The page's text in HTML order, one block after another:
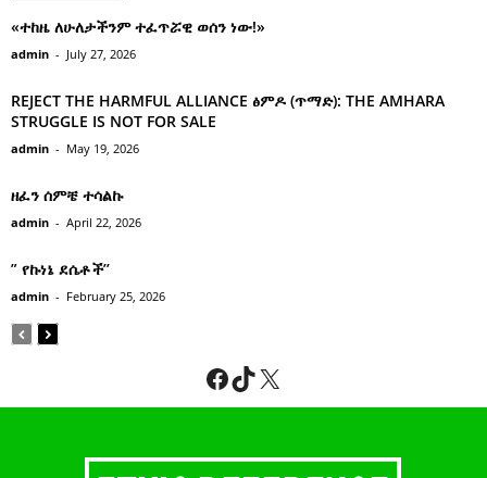
«ተከዜ ለሁለታችንም ተፈጥሯዊ ወሰን ነው!»
admin - July 27, 2026
REJECT THE HARMFUL ALLIANCE ፅምዶ (ጥማድ): THE AMHARA
STRUGGLE IS NOT FOR SALE
admin - May 19, 2026
ዘፈን ሰምቼ ተሳልኩ
admin - April 22, 2026
” የኩነኔ ደሴቶች’’
admin - February 25, 2026
Facebook
TikTok
X